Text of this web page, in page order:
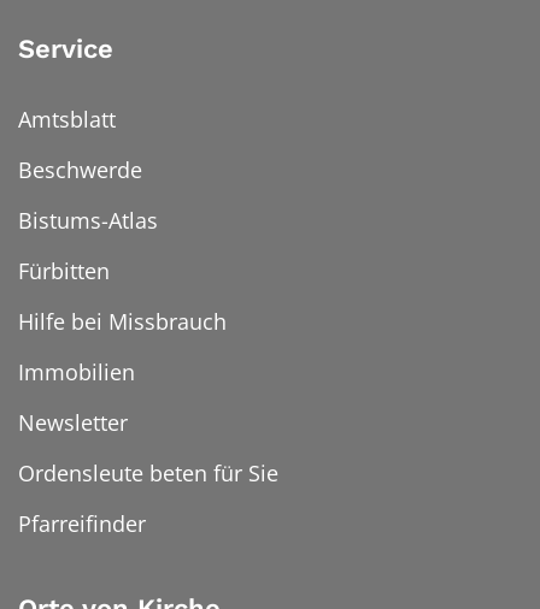
Service
Amtsblatt
Beschwerde
Bistums-Atlas
Fürbitten
Hilfe bei Missbrauch
Immobilien
Newsletter
Ordensleute beten für Sie
Pfarreifinder